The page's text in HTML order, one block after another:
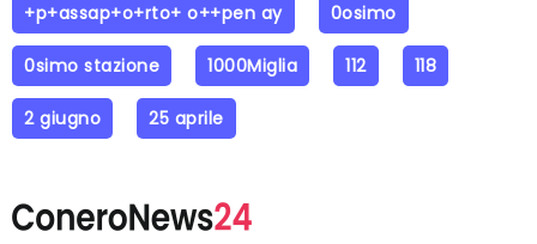
+p+assap+o+rto+ o++pen ay 0osimo
0simo stazione 1000Miglia 112 118
2 giugno 25 aprile